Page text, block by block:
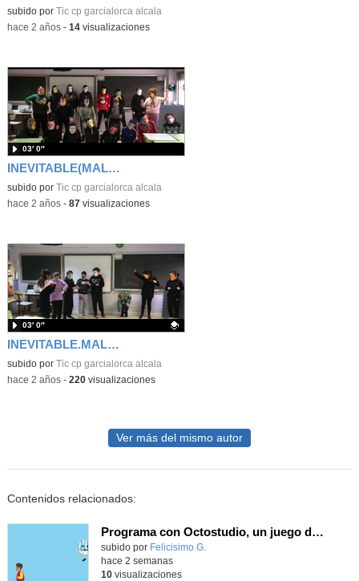
subido por Tic cp garcialorca alcala
-hace 2 años- 14visualizaciones
INEVITABLE(MALDITA NEREA) 6ºPRIMARIA
subido por Tic cp garcialorca alcala
03′ 0″
-hace 2 años- 87visualizaciones
INEVITABLE.MALDITA NEREA
Contenido educativo.
subido por Tic cp garcialorca alcala
03′ 0″
-hace 2 años- 220visualizaciones
Ver más del mismo autor
Contenidos relacionados:
Programa con Octostudio, un juego de 4 personajes ganando la copa del mundo saltando y esquivando rivales.
Contenido educativo.
subido por Felicisimo G.
hace 2 semanas
10visualizaciones